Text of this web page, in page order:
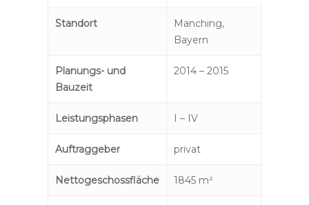
Standort
Manching,
Bayern
Planungs- und
Bauzeit
2014 – 2015
Leistungsphasen I – IV
Auftraggeber privat
Nettogeschossfläche 1845 m²